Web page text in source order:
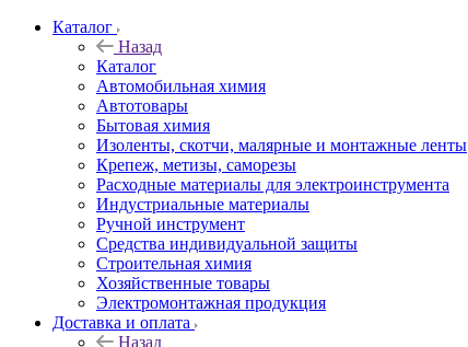
Каталог
Назад
Каталог
Автомобильная химия
Автотовары
Бытовая химия
Изоленты, скотчи, малярные и монтажные ленты
Крепеж, метизы, саморезы
Расходные материалы для электроинструмента
Индустриальные материалы
Ручной инструмент
Средства индивидуальной защиты
Строительная химия
Хозяйственные товары
Электромонтажная продукция
Доставка и оплата
Назад